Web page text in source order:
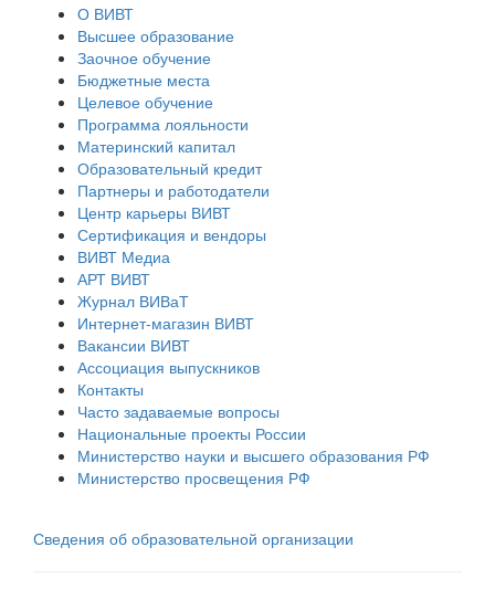
О ВИВТ
Высшее образование
Заочное обучение
Бюджетные места
Целевое обучение
Программа лояльности
Материнский капитал
Образовательный кредит
Партнеры и работодатели
Центр карьеры ВИВТ
Сертификация и вендоры
ВИВТ Медиа
АРТ ВИВТ
Журнал ВИВаТ
Интернет-магазин ВИВТ
Вакансии ВИВТ
Ассоциация выпускников
Контакты
Часто задаваемые вопросы
Национальные проекты России
Министерство науки и высшего образования РФ
Министерство просвещения РФ
Сведения об образовательной организации